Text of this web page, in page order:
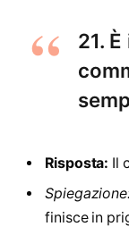
21.
Risposta: Il
finisce in